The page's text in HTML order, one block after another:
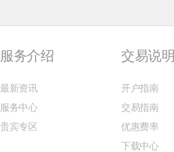
服务介绍
最新资讯
服务中心
贵宾专区
交易说明
开户指南
交易指南
优惠费率
下载中心